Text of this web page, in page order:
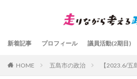
新着記事 プロフィール 議員活動(2期目)
HOME 五島市の政治 【2023.6/